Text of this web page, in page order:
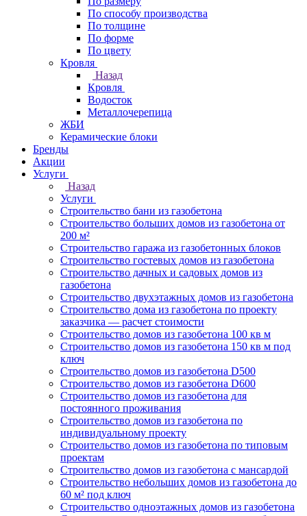
По способу производства
По толщине
По форме
По цвету
Кровля
Назад
Кровля
Водосток
Металлочерепица
ЖБИ
Керамические блоки
Бренды
Акции
Услуги
Назад
Услуги
Строительство бани из газобетона
Строительство больших домов из газобетона от
200 м²
Строительство гаража из газобетонных блоков
Строительство гостевых домов из газобетона
Строительство дачных и садовых домов из
газобетона
Строительство двухэтажных домов из газобетона
Строительство дома из газобетона по проекту
заказчика — расчет стоимости
Строительство домов из газобетона 100 кв м
Строительство домов из газобетона 150 кв м под
ключ
Строительство домов из газобетона D500
Строительство домов из газобетона D600
Строительство домов из газобетона для
постоянного проживания
Строительство домов из газобетона по
индивидуальному проекту
Строительство домов из газобетона по типовым
проектам
Строительство домов из газобетона с мансардой
Строительство небольших домов из газобетона до
60 м² под ключ
Строительство одноэтажных домов из газобетона